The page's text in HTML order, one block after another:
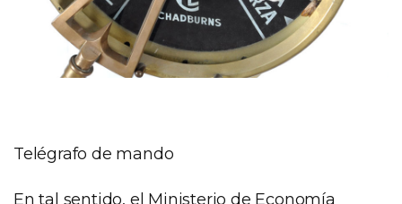
Telégrafo de mando
En tal sentido, el Ministerio de Economía